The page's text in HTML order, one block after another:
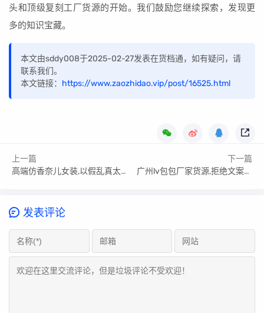
头和顶级复刻工厂货源的开始。我们鼓励您继续探索，发现更
多的知识宝藏。
本文由sddy008于2025-02-27发表在货档通，如有疑问，请
联系我们。
本文链接： https://www.zaozhidao.vip/post/16525.html
上一篇
高端仿香奈儿女装,以假乱真太离谱了吧!
下一篇
广州lv包包厂家货源,拒绝文案套路你
发表评论